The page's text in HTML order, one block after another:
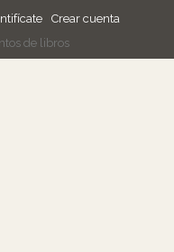
Crear cuenta
de libros